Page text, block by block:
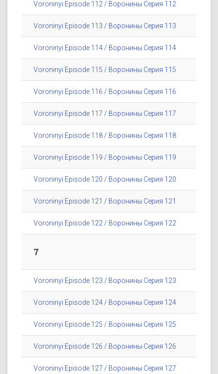
Voroninyi Episode 112 / Воронины Серия 112
Voroninyi Episode 113 / Воронины Серия 113
Voroninyi Episode 114 / Воронины Серия 114
Voroninyi Episode 115 / Воронины Серия 115
Voroninyi Episode 116 / Воронины Серия 116
Voroninyi Episode 117 / Воронины Серия 117
Voroninyi Episode 118 / Воронины Серия 118
Voroninyi Episode 119 / Воронины Серия 119
Voroninyi Episode 120 / Воронины Серия 120
Voroninyi Episode 121 / Воронины Серия 121
Voroninyi Episode 122 / Воронины Серия 122
7
Voroninyi Episode 123 / Воронины Серия 123
Voroninyi Episode 124 / Воронины Серия 124
Voroninyi Episode 125 / Воронины Серия 125
Voroninyi Episode 126 / Воронины Серия 126
Voroninyi Episode 127 / Воронины Серия 127